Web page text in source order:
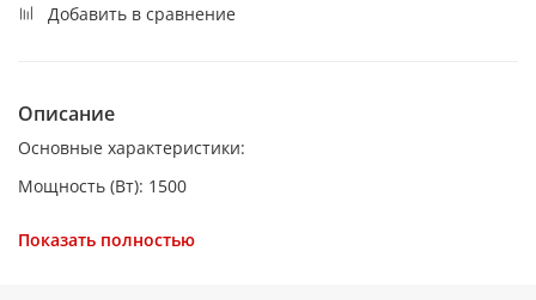
Добавить в сравнение
Описание
Основные характеристики:
Мощность (Вт): 1500
Показать полностью